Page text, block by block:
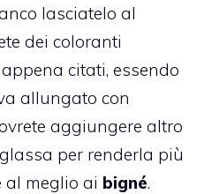
lasciatelo al
dei coloranti
citati, essendo
allungato con
aggiungere altro
per renderla più
al meglio ai bigné.